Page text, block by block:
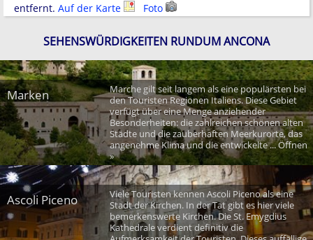
entfernt. Auf der Karte Foto
SEHENSWÜRDIGKEITEN RUNDUM ANCONA
Marken
Marche gilt seit langem als eine populärsten bei
den Touristen Regionen Italiens. Diese Gebiet
verfügt über eine Menge anziehender
Besonderheiten: die zahlreichen schönen alten
Städte und die zauberhaften Meerkurorte, das
angenehme Klima und die entwickelte ... Öffnen
»
Ascoli Piceno
Viele Touristen kennen Ascoli Piceno als eine
Stadt der Kirchen. In der Tat gibt es hier viele
bemerkenswerte Kirchen. Die St. Emygdius
Kathedrale verdient definitiv die